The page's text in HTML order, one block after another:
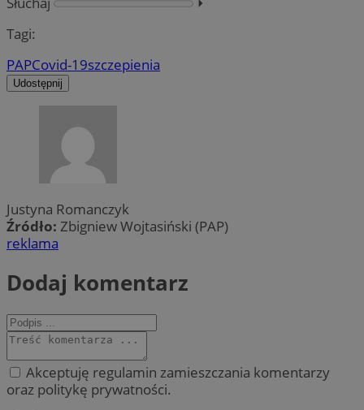
Tagi:
PAPCovid-19szczepienia
Udostępnij
Justyna Romanczyk
Źródło: Zbigniew Wojtasiński (PAP)
reklama
Dodaj komentarz
Akceptuję regulamin zamieszczania komentarzy
oraz politykę prywatności.